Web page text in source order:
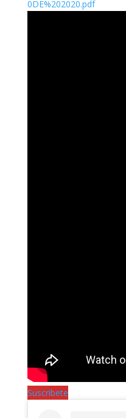
0DE%202020.pdf
Suscribete